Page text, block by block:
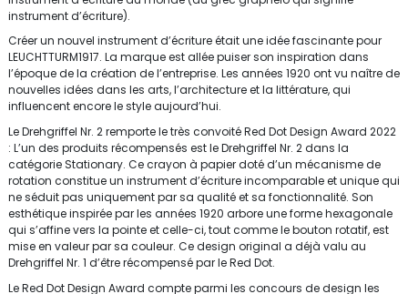
instrument d’écriture).
Créer un nouvel instrument d’écriture était une idée fascinante pour
LEUCHTTURM1917. La marque est allée puiser son inspiration dans
l’époque de la création de l’entreprise. Les années 1920 ont vu naître de
nouvelles idées dans les arts, l’architecture et la littérature, qui
influencent encore le style aujourd’hui.
Le Drehgriffel Nr. 2 remporte le très convoité Red Dot Design Award 2022
: L’un des produits récompensés est le Drehgriffel Nr. 2 dans la
catégorie Stationary. Ce crayon à papier doté d’un mécanisme de
rotation constitue un instrument d’écriture incomparable et unique qui
ne séduit pas uniquement par sa qualité et sa fonctionnalité. Son
esthétique inspirée par les années 1920 arbore une forme hexagonale
qui s’affine vers la pointe et celle-ci, tout comme le bouton rotatif, est
mise en valeur par sa couleur. Ce design original a déjà valu au
Drehgriffel Nr. 1 d’être récompensé par le Red Dot.
Le Red Dot Design Award compte parmi les concours de design les